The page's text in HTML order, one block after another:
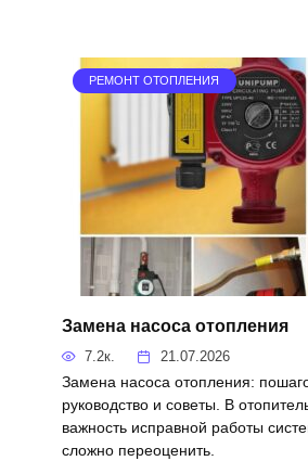
РЕМОНТ ОТОПЛЕНИЯ
Замена насоса отопления
7.2к. 21.07.2026
Замена насоса отопления:
руководство и советы. В
важность исправной работы
сложно переоценить.